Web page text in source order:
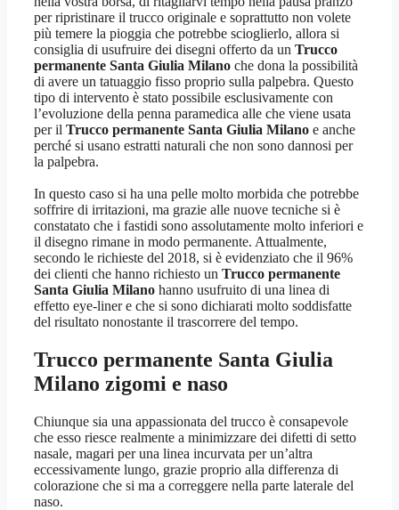
per ripristinare il trucco originale e soprattutto non volete
più temere la pioggia che potrebbe scioglierlo, allora si
consiglia di usufruire dei disegni offerto da un Trucco
permanente Santa Giulia Milano che dona la possibilità
di avere un tatuaggio fisso proprio sulla palpebra. Questo
tipo di intervento è stato possibile esclusivamente con
l’evoluzione della penna paramedica alle che viene usata
per il Trucco permanente Santa Giulia Milano e anche
perché si usano estratti naturali che non sono dannosi per
la palpebra.
In questo caso si ha una pelle molto morbida che potrebbe
soffrire di irritazioni, ma grazie alle nuove tecniche si è
constatato che i fastidi sono assolutamente molto inferiori e
il disegno rimane in modo permanente. Attualmente,
secondo le richieste del 2018, si è evidenziato che il 96%
dei clienti che hanno richiesto un Trucco permanente
Santa Giulia Milano hanno usufruito di una linea di
effetto eye-liner e che si sono dichiarati molto soddisfatte
del risultato nonostante il trascorrere del tempo.
Trucco permanente Santa Giulia
Milano zigomi e naso
Chiunque sia una appassionata del trucco è consapevole
che esso riesce realmente a minimizzare dei difetti di setto
nasale, magari per una linea incurvata per un’altra
eccessivamente lungo, grazie proprio alla differenza di
colorazione che si ma a correggere nella parte laterale del
naso.